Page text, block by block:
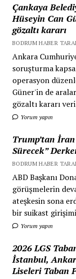
Çankaya
Hüseyin Can
gözaltı kararı
BODRUM HABER
Ankara
soruşturma
operasyon
Güner'in de
gözaltı kararı
Yorum yapın
Trump’tan
Sürecek”
BODRUM HABER
ABD Başkanı
görüşmelerin
ateşkesin sona
bir suikast
Yorum yapın
2026 LGS
İstanbul,
Liseleri Taban